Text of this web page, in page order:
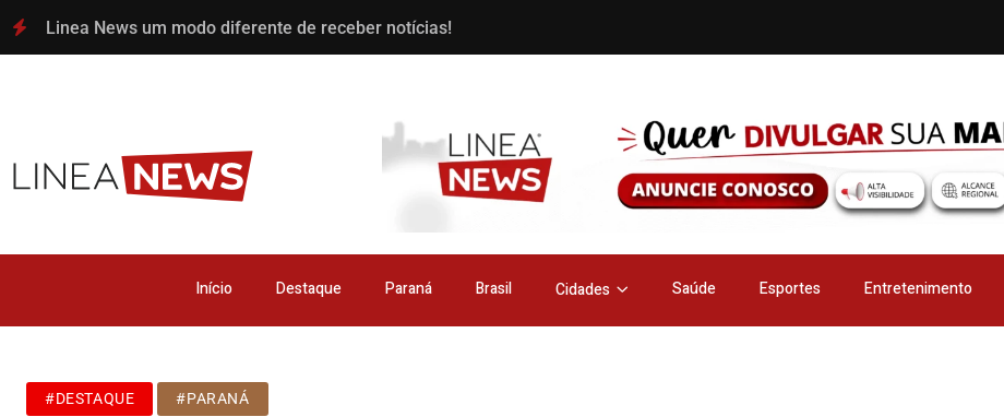
Linea News um modo diferente de receber notícias!
Início Destaque Paraná Brasil Cidades Saúde Esportes Entretenimento
#DESTAQUE #PARANÁ